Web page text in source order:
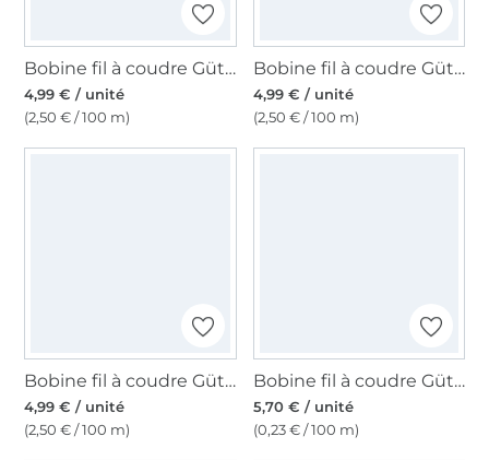
Bobine fil à coudre Gütermann 200m polyester, (001) blanc cassé
4,99 € / unité
(2,50 € / 100 m)
Bobine fil à coudre Gütermann 200m polyester, (052) vieux rose
4,99 € / unité
(2,50 € / 100 m)
Bobine fil à coudre Gütermann 200m polyester, (553) vert pâle
4,99 € / unité
(2,50 € / 100 m)
Bobine fil à coudre Gütermann 2500m polyester Toldi Lock, (1005) blanc
5,70 € / unité
(0,23 € / 100 m)